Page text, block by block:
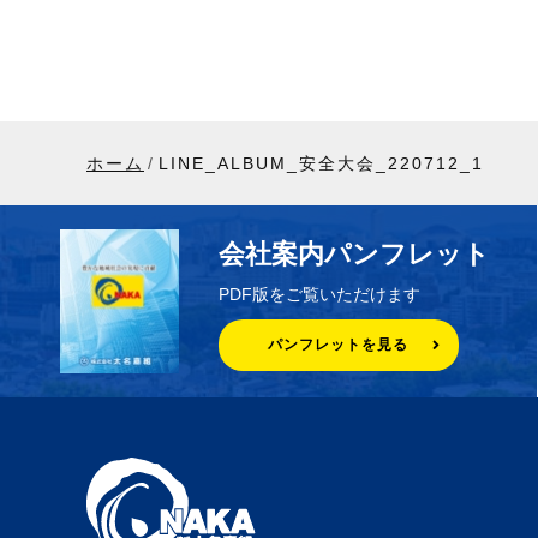
ホーム LINE_ALBUM_安全大会_220712_1
会社案内パンフレット
PDF版をご覧いただけます
パンフレットを見る